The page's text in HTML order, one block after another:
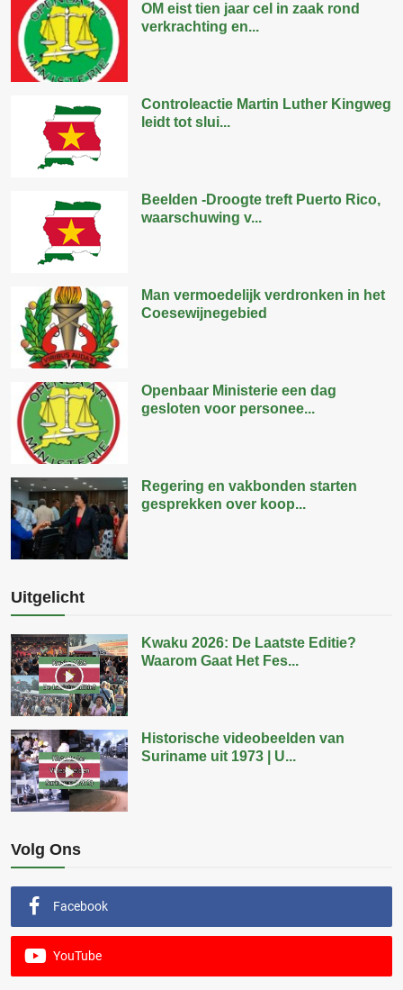
OM eist tien jaar cel in zaak rond
verkrachting en...
Controleactie Martin Luther Kingweg
leidt tot slui...
Beelden -Droogte treft Puerto Rico,
waarschuwing v...
Man vermoedelijk verdronken in het
Coesewijnegebied
Openbaar Ministerie een dag
gesloten voor personee...
Regering en vakbonden starten
gesprekken over koop...
Uitgelicht
Kwaku 2026: De Laatste Editie?
Waarom Gaat Het Fes...
Historische videobeelden van
Suriname uit 1973 | U...
Volg Ons
Facebook
YouTube